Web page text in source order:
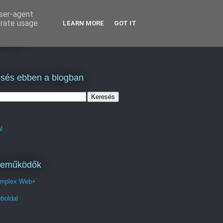
ebben a blogban
Web+
agent
usage
LEARN MORE GOT IT